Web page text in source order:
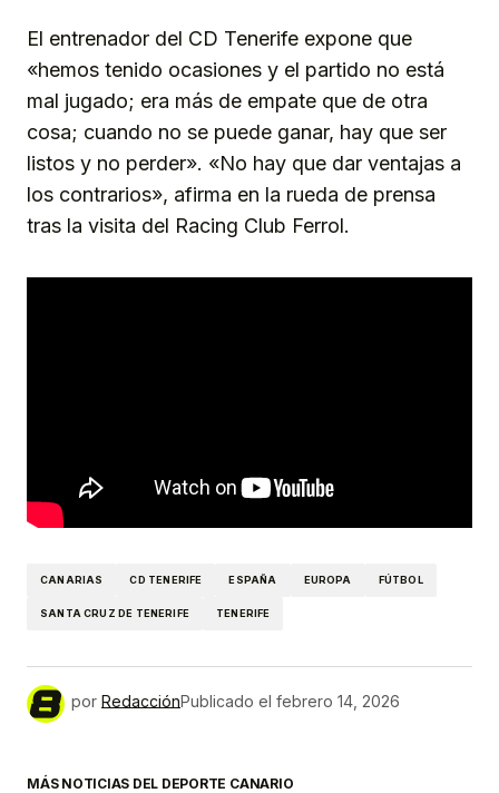
El entrenador del CD Tenerife expone que
«hemos tenido ocasiones y el partido no está
mal jugado; era más de empate que de otra
cosa; cuando no se puede ganar, hay que ser
listos y no perder». «No hay que dar ventajas a
los contrarios», afirma en la rueda de prensa
tras la visita del Racing Club Ferrol.
CANARIAS CD TENERIFE ESPAÑA EUROPA FÚTBOL
SANTA CRUZ DE TENERIFE TENERIFE
por RedacciónPublicado el febrero 14, 2026
MÁS NOTICIAS DEL DEPORTE CANARIO